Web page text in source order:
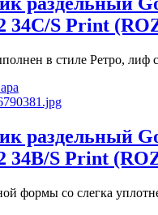
34C/S Print
в стиле Ретро,
раздельный
34B/S Print
формы со слегка